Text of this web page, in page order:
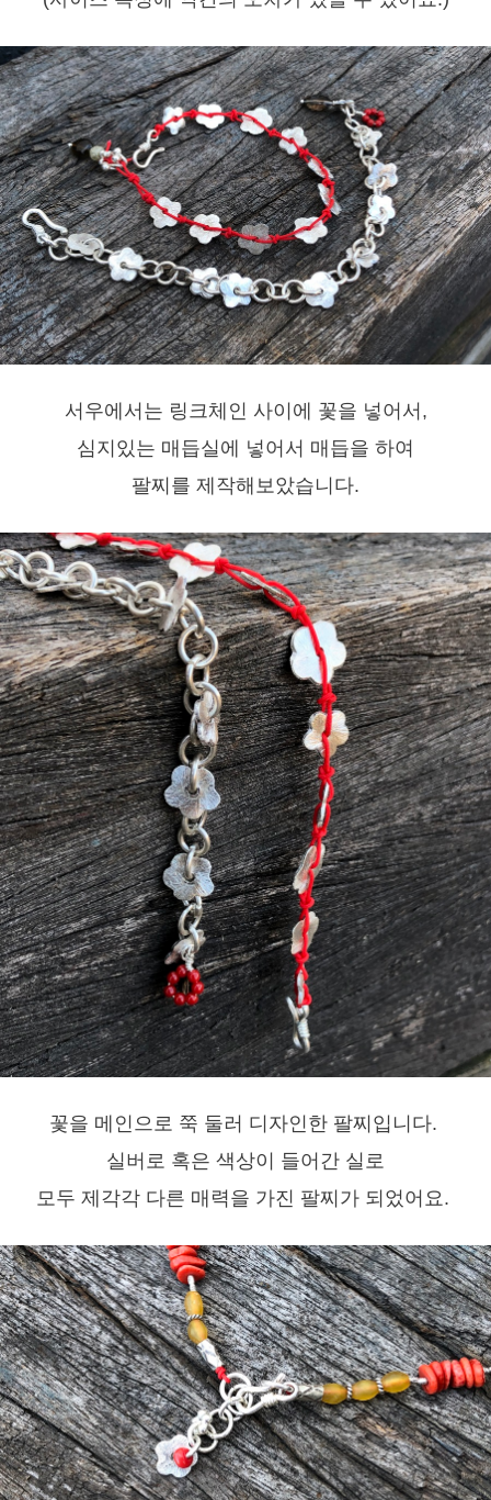
서우에서는 링크체인 사이에 꽃을 넣어서,
심지있는 매듭실에 넣어서 매듭을 하여
팔찌를 제작해보았습니다.
꽃을 메인으로 쭉 둘러 디자인한 팔찌입니다.
실버로 혹은 색상이 들어간 실로
모두 제각각 다른 매력을 가진 팔찌가 되었어요.